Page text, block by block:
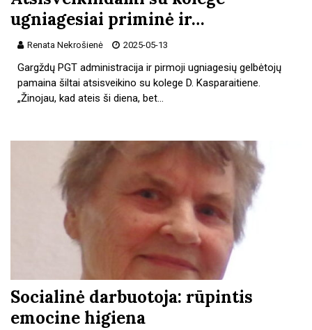
ugniagesiai priminė ir…
Renata Nekrošienė 2025-05-13
Gargždų PGT administracija ir pirmoji ugniagesių gelbėtojų
pamaina šiltai atsisveikino su kolege D. Kasparaitiene.
„Žinojau, kad ateis ši diena, bet…
Socialinė darbuotoja: rūpintis
emocine higiena